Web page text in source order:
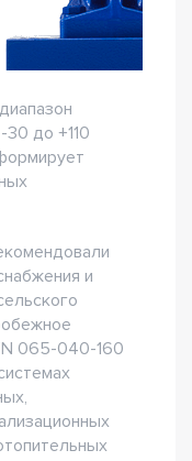
до +110
и
065-040-160